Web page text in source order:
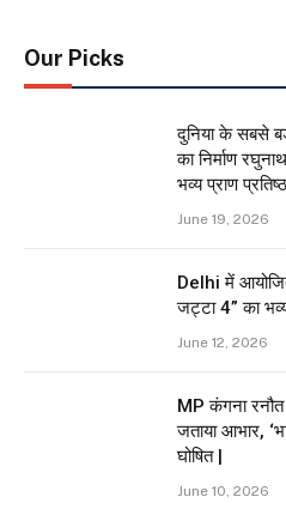
Our Picks
दुनिया के सबसे
का निर्माण
भव्य प्राण
June 19, 2026
Delhi में
जट्टा 4” का
June 12, 2026
MP कंगना रनौत
जताया आभार,
घोषित |
June 10, 2026